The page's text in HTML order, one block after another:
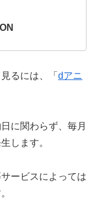
るには、「 dアニ
に関わらず、毎月
します。
ービスによっては